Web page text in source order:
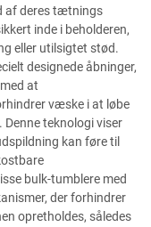
af deres tætnings
inde i beholderen,
eller utilsigtet stød.
designede åbninger,
at
væske i at løbe
teknologi viser
kan føre til
bulk-tumblere med
der forhindrer
opretholdes, således